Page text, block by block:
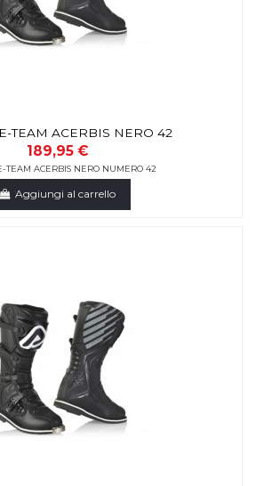
TEAM ACERBIS NERO 42
189,95 €
TEAM ACERBIS NERO NUMERO 42
Aggiungi al carrello